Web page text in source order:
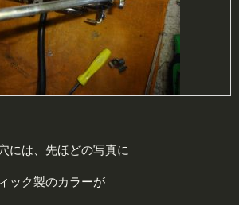
には、先ほどの写真に
ック製のカラーが